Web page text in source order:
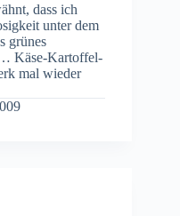
dass ich
unter dem
grünes
Käse-Kartoffel-
mal wieder